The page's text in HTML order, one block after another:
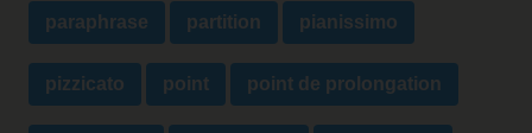
paraphrase partition pianissimo
pizzicato point point de prolongation